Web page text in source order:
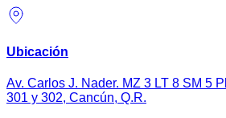
Ubicación
Av. Carlos J. Nader. MZ 3 LT 8 SM 5
301 y 302, Cancún, Q.R.